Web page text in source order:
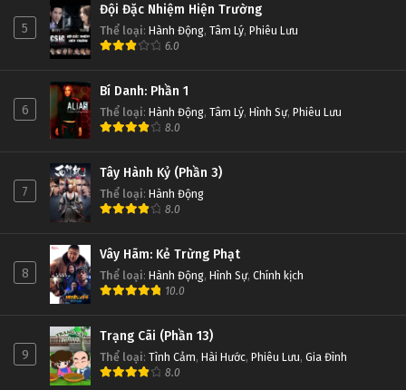
5
Đội Đặc Nhiệm Hiện Trường
Thể loại: Hành Động, Tâm Lý, Phiêu Lưu
6.0
6
Bí Danh: Phần 1
Thể loại: Hành Động, Tâm Lý, Hình Sự, Phiêu Lưu
8.0
7
Tây Hành Kỷ (Phần 3)
Thể loại: Hành Động
8.0
8
Vây Hãm: Kẻ Trừng Phạt
Thể loại: Hành Động, Hình Sự, Chính kịch
10.0
9
Trạng Cãi (Phần 13)
Thể loại: Tình Cảm, Hài Hước, Phiêu Lưu, Gia Đình
8.0